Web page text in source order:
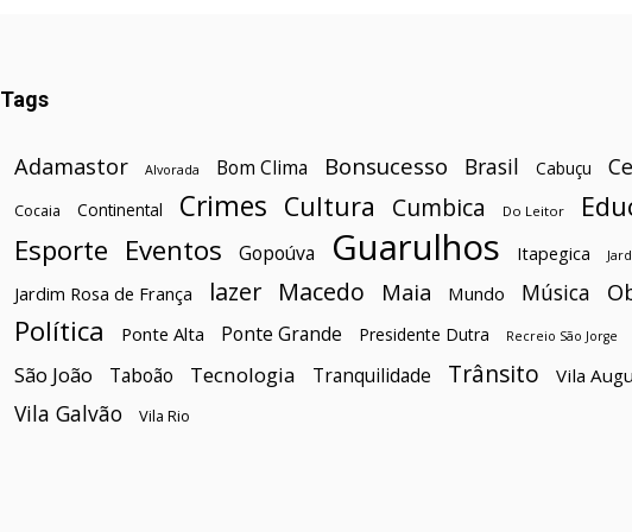
Tags
Adamastor Alvorada Bom Clima Bonsucesso Brasil Cabuçu
Cocaia Continental Crimes Cultura Cumbica Do Leitor
Esporte Eventos Gopoúva Guarulhos Itapegica
Jardim Rosa de França lazer Macedo Maia Mundo Música
Política Ponte Alta Ponte Grande Presidente Dutra Recreio São Jorge
São João Taboão Tecnologia Tranquilidade Trânsito Vila
Vila Galvão Vila Rio